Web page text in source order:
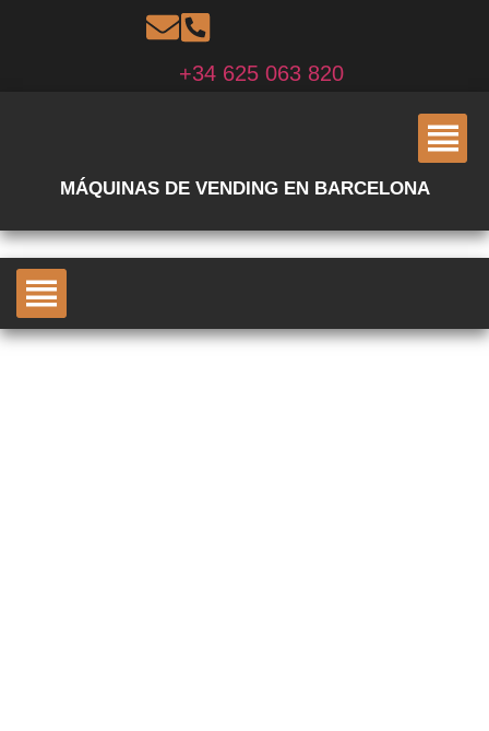
+34 625 063 820
MÁQUINAS DE VENDING EN BARCELONA